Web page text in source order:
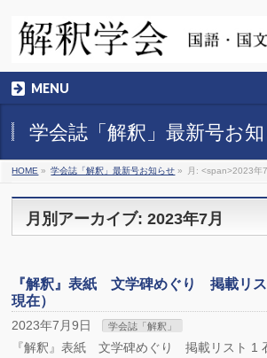
MENU
学会誌「解釈」最新号お
HOME » 学会誌「解釈」最新号お知らせ » 月: <span>2023年
月別アーカイブ: 2023年7月
『解釈』表紙 文学碑めぐり 掲載
現在）
2023年7月9日 学会誌「解釈」
『解釈』表紙 文学碑めぐり 掲載リスト 1